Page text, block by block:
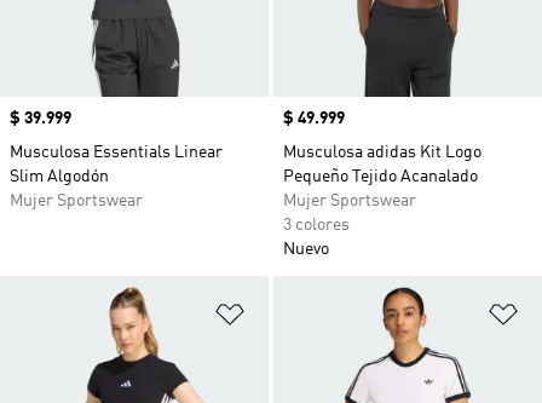
Precio
$ 39.999
Musculosa Essentials Linear
Slim Algodón
Mujer Sportswear
Precio
$ 49.999
Musculosa adidas Kit Logo
Pequeño Tejido Acanalado
Mujer Sportswear
3 colores
Nuevo
Añadir a la lista de deseos